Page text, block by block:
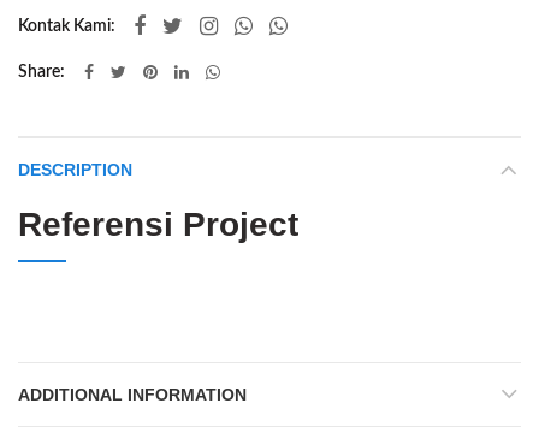
Kontak Kami:
Share
DESCRIPTION
Referensi Project
ADDITIONAL INFORMATION